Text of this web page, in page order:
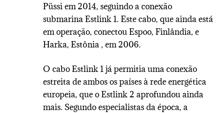
Püssi em 2014, seguindo a conexão
submarina Estlink 1. Este cabo, que ainda está
em operação, conectou Espoo, Finlândia, e
Harka, Estônia , em 2006.
O cabo Estlink 1 já permitia uma conexão
estreita de ambos os países à rede energética
europeia, que o Estlink 2 aprofundou ainda
mais. Segundo especialistas da época, a